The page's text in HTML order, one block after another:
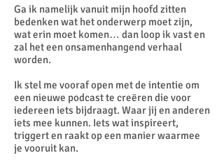
Ga ik namelijk vanuit mijn hoofd zitten
bedenken wat het onderwerp moet zijn,
wat erin moet komen… dan loop ik vast en
zal het een onsamenhangend verhaal
worden.
Ik stel me vooraf open met de intentie om
een nieuwe podcast te creëren die voor
iedereen iets bijdraagt. Waar jij en anderen
iets mee kunnen. Iets wat inspireert,
triggert en raakt op een manier waarmee
je vooruit kan.